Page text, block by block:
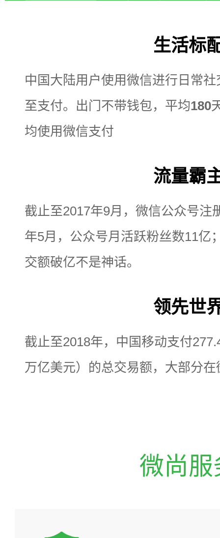
生活标
中国大陆用户使用微信进行日常
至支付。出门不带钱包，平均180
均使用微信支付
流量霸
截止至2017年9月，微信公众号注
年5月，公众号月活跃粉丝数11亿
交额破亿不是神话。
领先世
截止至2018年，中国移动支付
万亿美元）的总交易额，大部分
微尚服